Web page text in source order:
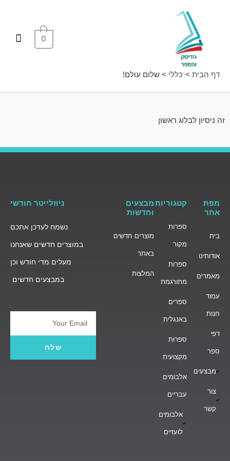
ראשי
0
דף הבית כללי שלום עולם!
זה ניסיון לבלוג ראשון
מפת
אתר
בית
אודותינו
מאמרים
עמוד
חנות
דפי
ספר
מבצעים
צור
קשר
קטגוריות
ספרות
מקור
ספרות
מתורגמת
ספרים
באנגלית
ספרות
מקצועית
אלבומים
עבריים
אלבומים
לועזיים
מבצעים
וחדשות
מוצרים חדשים
באתר
המלצות
ניוזלייטר חודשי
נשמח לעדכן אתכם
במוצרים חדשים שאנחנו
מעלים מדי חודש וכן
במבצעים חדשים
Email
שלח